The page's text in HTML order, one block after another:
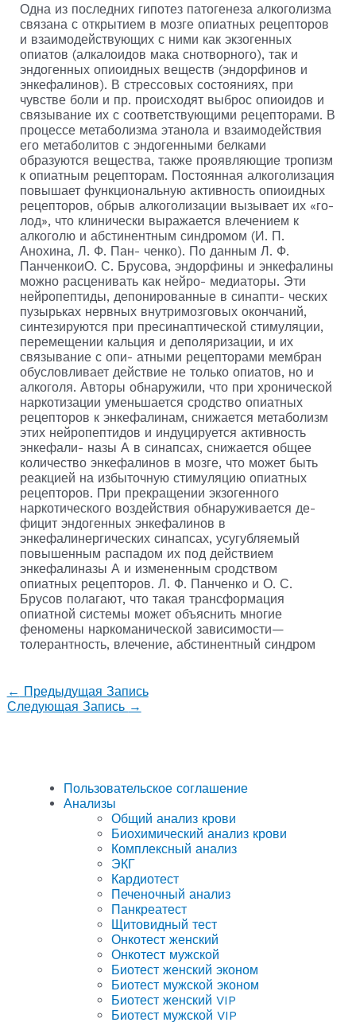
Одна из последних гипотез патогенеза алкоголизма
свя­зана с открытием в мозге опиатных рецепторов
и взаимо­действующих с ними как экзогенных
опиатов (алкалоидов мака снотворного), так и
эндогенных опиоидных веществ (эндорфинов и
энкефалинов). В стрессовых состояниях, при
чувстве боли и пр. происходят выброс опиоидов и
свя­зывание их с соответствующими рецепторами. В
процессе метаболизма этанола и взаимодействия
его метаболитов с эндогенными белками
образуются вещества, также прояв­ляющие тропизм
к опиатным рецепторам. Постоянная ал­коголизация
повышает функциональную активность опио­идных
рецепторов, обрыв алкоголизации вызывает их «го­
лод», что клинически выражается влечением к
алкоголю и абстинентным синдромом (И. П.
Анохина, Л. Ф. Пан- ченко). По данным Л. Ф.
ПанченкоиО. С. Брусова, эндорфины и энкефалины
можно расценивать как нейро- медиаторы. Эти
нейропептиды, депонированные в синапти- ческих
пузырьках нервных внутримозговых окончаний,
синтезируются при пресинаптической стимуляции,
пере­мещении кальция и деполяризации, и их
связывание с опи- атными рецепторами мембран
обусловливает действие не только опиатов, но и
алкоголя. Авторы обнаружили, что при хронической
наркотизации уменьшается сродство опи­атных
рецепторов к энкефалинам, снижается метаболизм
этих нейропептидов и индуцируется активность
энкефали- назы А в синапсах, снижается общее
количество энкефа­линов в мозге, что может быть
реакцией на избыточную стимуляцию опиатных
рецепторов. При прекращении эк­зогенного
наркотического воздействия обнаруживается де­
фицит эндогенных энкефалинов в
энкефалинергических си­напсах, усугубляемый
повышенным распадом их под дей­ствием
энкефалиназы А и измененным сродством
опиатных рецепторов. Л. Ф. Панченко и О. С.
Брусов пола­гают, что такая трансформация
опиатной системы может объяснить многие
феномены наркоманической зависимо­сти—
толерантность, влечение, абстинентный синдром
← Предыдущая Запись
Следующая Запись →
Пользовательское соглашение
Анализы
Общий анализ крови
Биохимический анализ крови
Комплексный анализ
ЭКГ
Кардиотест
Печеночный анализ
Панкреатест
Щитовидный тест
Онкотест женский
Онкотест мужской
Биотест женский эконом
Биотест мужской эконом
Биотест женский VIP
Биотест мужской VIP